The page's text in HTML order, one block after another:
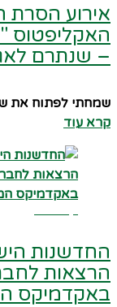
אירוע הסרת
האקליפטוס
– שנתרם
שמחתי לפתוח את שנת 2026 באירוע חגיגי לראות
קרא עוד
החדשנות
הרצאות
באקדמיקס